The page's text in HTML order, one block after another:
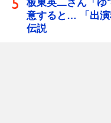
板東英二さん「ゆ
意すると… 「出演
伝説